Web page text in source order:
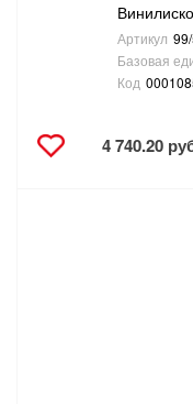
Артикул
Базовая
Код
4 740.20